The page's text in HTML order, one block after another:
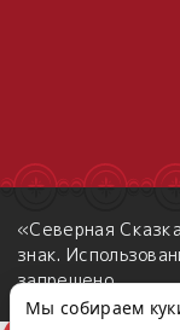
«Северная
знак.
запрещено.
Мы собираем